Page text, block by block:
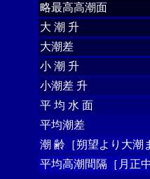
略最高高潮面
大 潮 升
大潮差
小 潮 升
小潮差 升
平 均 水 面
平均潮差
潮 齢［朔望より大潮
平均高潮間隔［月正